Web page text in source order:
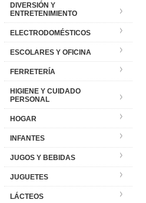
DIVERSIÓN Y
ENTRETENIMIENTO
ELECTRODOMÉSTICOS
ESCOLARES Y OFICINA
FERRETERÍA
HIGIENE Y CUIDADO
PERSONAL
HOGAR
INFANTES
JUGOS Y BEBIDAS
JUGUETES
LÁCTEOS